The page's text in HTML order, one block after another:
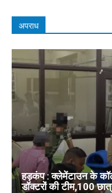
अपराध
हड़कंप : क्लेमेंटाउन के
डॉक्टरों की टीम,100